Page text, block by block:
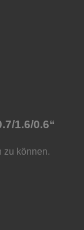
1.6/0.6“
zu können.